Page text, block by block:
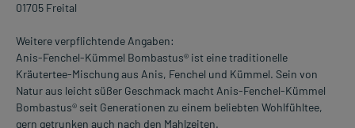
01705 Freital
Weitere verpflichtende Angaben:
Anis-Fenchel-Kümmel Bombastus® ist eine traditionelle
Kräutertee-Mischung aus Anis, Fenchel und Kümmel. Sein von
Natur aus leicht süßer Geschmack macht Anis-Fenchel-Kümmel
Bombastus® seit Generationen zu einem beliebten Wohlfühltee,
gern getrunken auch nach den Mahlzeiten.